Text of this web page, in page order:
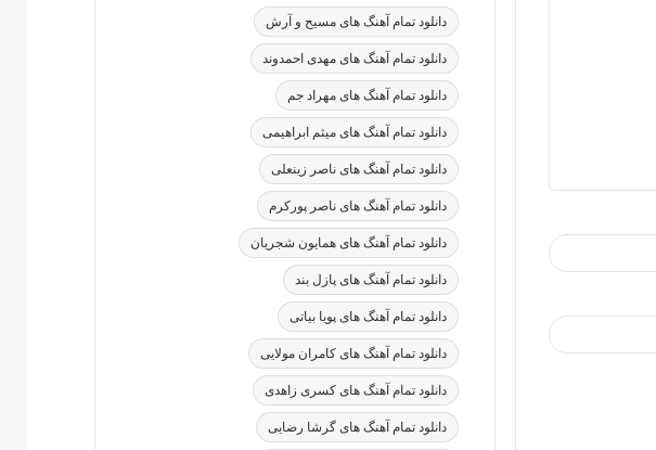
دانلود تمام آهنگ های مسیح و آرش
دانلود تمام آهنگ های مهدی احمدوند
دانلود تمام آهنگ های مهراد جم
دانلود تمام آهنگ های میثم ابراهیمی
دانلود تمام آهنگ های ناصر زینعلی
دانلود تمام آهنگ های ناصر پورکرم
دانلود تمام آهنگ های همایون شجریان
دانلود تمام آهنگ های پازل بند
دانلود تمام آهنگ های پویا بیاتی
دانلود تمام آهنگ های کامران مولایی
دانلود تمام آهنگ های کسری زاهدی
دانلود تمام آهنگ های گرشا رضایی